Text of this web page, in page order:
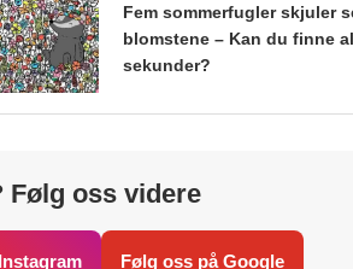
Fem sommerfugler skjuler
blomstene – Kan du finne
sekunder?
Følg oss videre
Følg oss på Google